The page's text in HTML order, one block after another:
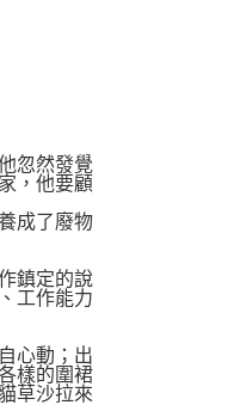
忽然發覺
，他要顧
成了廢物
鎮定的說
工作能力
心動；出
樣的圍裙
草沙拉來